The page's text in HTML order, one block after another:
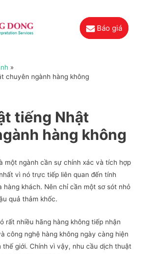
Báo giá
chuyên ngành hàng không
tiếng Nhật
hàng không
một ngành cần sự chính xác và tích hợp
vì nó trực tiếp liên quan đến tính
hàng khách. Nên chỉ cần một sơ sót nhỏ
quả thảm khốc.
rất nhiều hãng hàng không tiếp nhận
công nghệ hàng không ngày càng hiện
giới. Chính vì vậy, nhu cầu dịch thuật